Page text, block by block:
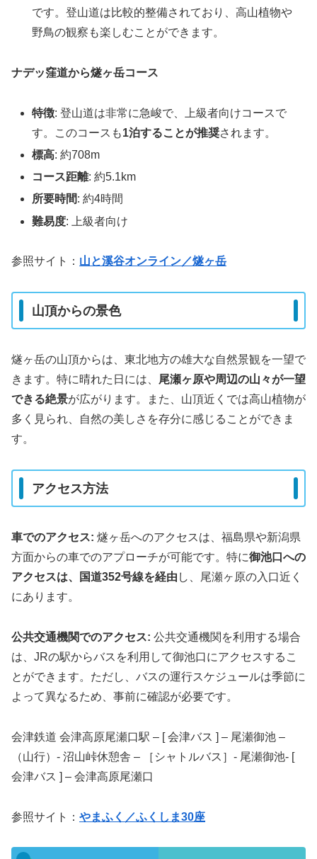
です。登山道は比較的整備されており、高山植物や
野鳥の観察も楽しむことができます。
ナデッ窪道から燧ヶ岳コース
特徴: 登山道は非常に急峻で、上級者向けコースで
す。このコースも1泊することが推奨されます。
標高: 約708m
コース距離: 約5.1km
所要時間: 約4時間
難易度: 上級者向け
参照サイト： 山と溪谷オンライン／燧ヶ岳
山頂からの景色
燧ヶ岳の山頂からは、東北地方の雄大な自然景観を一望で
きます。特に晴れた日には、
尾瀬ヶ原や周辺の山々が一望
できる絶景が広がります。また、山頂近くでは高山植物が
多く見られ、自然の美しさを存分に感じることができま
す。
アクセス方法
車でのアクセス: 燧ヶ岳へのアクセスは、福島県や新潟県
方面からの車でのアプローチが可能です。特に御池口への
アクセスは、国道352号線を経由 し、尾瀬ヶ原の入口近く
にあります。
公共交通機関でのアクセス: 公共交通機関を利用する場合
は、JRの駅からバスを利用して御池口にアクセスするこ
とができます。ただし、バスの運行スケジュールは季節に
よって異なるため、事前に確認が必要です。
会津鉄道 会津高原尾瀬口駅 – [ 会津バス ] – 尾瀬御池 –
（山行）- 沼山峠休憩舎 – ［シャトルバス］- 尾瀬御池- [
会津バス ] – 会津高原尾瀬口
参照サイト： やまふく／ふくしま30座